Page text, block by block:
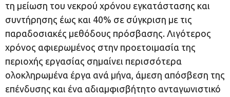
τη μείωση του νεκρού χρόνου εγκατάστασης και
συντήρησης έως και 40% σε σύγκριση με τις
παραδοσιακές μεθόδους πρόσβασης. Λιγότερος
χρόνος αφιερωμένος στην προετοιμασία της
περιοχής εργασίας σημαίνει περισσότερα
ολοκληρωμένα έργα ανά μήνα, άμεση απόσβεση της
επένδυσης και ένα αδιαμφισβήτητο ανταγωνιστικό